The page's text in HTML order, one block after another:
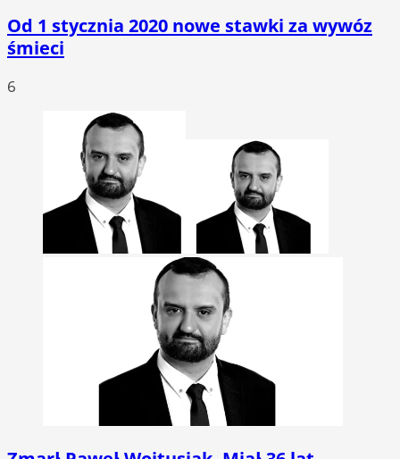
Od 1 stycznia 2020 nowe stawki za wywóz
śmieci
6